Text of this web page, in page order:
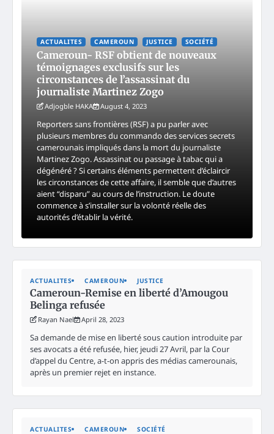
ACTUALITES CAMEROUN JUSTICE SOCIÉTÉ
Cameroun- RSF obtient de nouveaux
témoignages exclusifs sur les
circonstances de l’assassinat du
journaliste Martinez Zogo
Adjogble HAKA August 4, 2023
Reporters sans frontières (RSF) a pu parler avec
plusieurs membres du commando des services secrets
camerounais impliqués dans la mort du journaliste
Martinez Zogo. Assassinat ou passage à tabac qui a
dégénéré ? Si certains éléments permettent d’éclaircir
les circonstances de cette affaire, il semble que d’autres
aient “disparu” au cours de l’instruction. Le doute
commence à s’installer sur la volonté réelle des
autorités d’établir la vérité.
ACTUALITES CAMEROUN JUSTICE
Cameroun-Remise en liberté d’Amougou
Belinga refusée
Rayan Nael April 28, 2023
Sa demande de mise en liberté sous caution introduite par
ses avocats a été refusée, hier, jeudi 27 Avril, par la Cour
d’appel du Centre, a-t-on appris des médias camerounais,
après un premier rejet en instance.
ACTUALITES CAMEROUN SOCIÉTÉ